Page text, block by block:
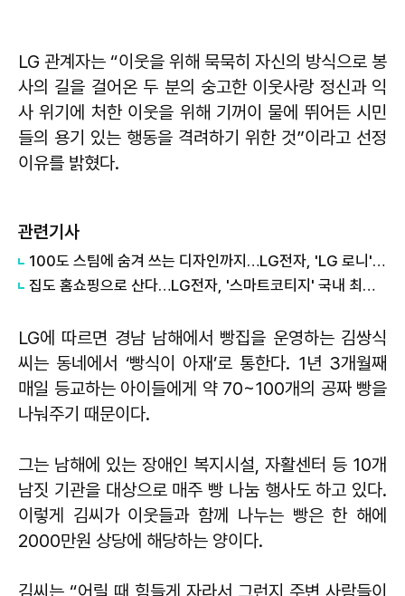
LG 관계자는 “이웃을 위해 묵묵히 자신의 방식으로 봉
사의 길을 걸어온 두 분의 숭고한 이웃사랑 정신과 익
사 위기에 처한 이웃을 위해 기꺼이 물에 뛰어든 시민
들의 용기 있는 행동을 격려하기 위한 것”이라고 선정
이유를 밝혔다.
관련기사
100도 스팀에 숨겨 쓰는 디자인까지…LG전자, 'LG 로니' 체험존 운영
집도 홈쇼핑으로 산다…LG전자, '스마트코티지' 국내 최초 홈쇼핑 판매
LG에 따르면 경남 남해에서 빵집을 운영하는 김쌍식
씨는 동네에서 ‘빵식이 아재’로 통한다. 1년 3개월째
매일 등교하는 아이들에게 약 70~100개의 공짜 빵을
나눠주기 때문이다.
그는 남해에 있는 장애인 복지시설, 자활센터 등 10개
남짓 기관을 대상으로 매주 빵 나눔 행사도 하고 있다.
이렇게 김씨가 이웃들과 함께 나누는 빵은 한 해에
2000만원 상당에 해당하는 양이다.
김씨는 “어릴 때 힘들게 자라서 그런지 주변 사람들이